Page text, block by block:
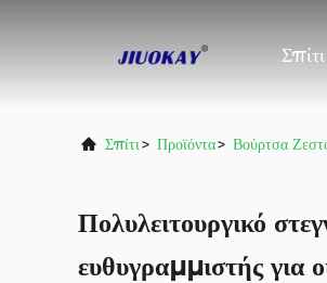
Σπίτι
Σπίτι> Προϊόντα> Βούρτσα
Πολυλειτουργικό
ευθυγραμμιστής για